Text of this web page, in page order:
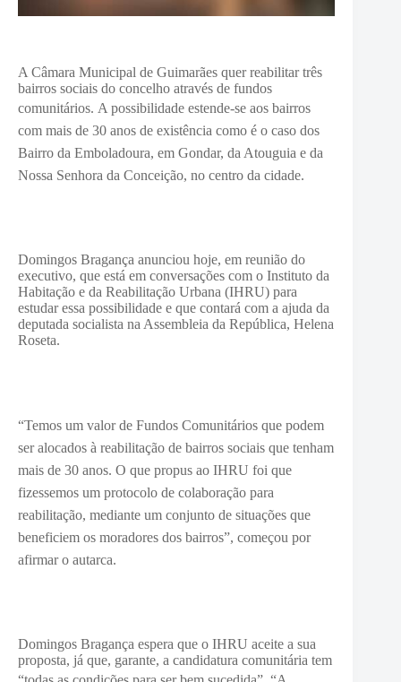
A Câmara Municipal de Guimarães quer reabilitar três
bairros sociais do concelho através de fundos
comunitários. A possibilidade estende-se aos bairros
com mais de 30 anos de existência como é o caso dos
Bairro da Emboladoura, em Gondar, da Atouguia e da
Nossa Senhora da Conceição, no centro da cidade.
Domingos Bragança anunciou hoje, em reunião do
executivo, que está em conversações com o Instituto da
Habitação e da Reabilitação Urbana (IHRU) para
estudar essa possibilidade e que contará com a ajuda da
deputada socialista na Assembleia da República, Helena
Roseta.
“Temos um valor de Fundos Comunitários que podem
ser alocados à reabilitação de bairros sociais que tenham
mais de 30 anos. O que propus ao IHRU foi que
fizessemos um protocolo de colaboração para
reabilitação, mediante um conjunto de situações que
beneficiem os moradores dos bairros”, começou por
afirmar o autarca.
Domingos Bragança espera que o IHRU aceite a sua
proposta, já que, garante, a candidatura comunitária tem